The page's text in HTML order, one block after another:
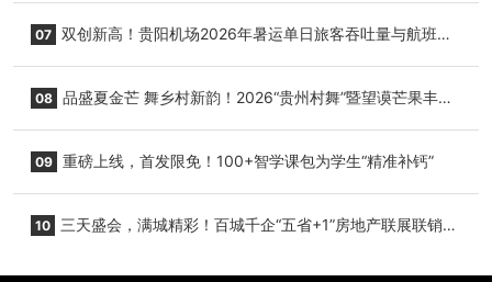
07 双创新高！贵阳机场2026年暑运单日旅客吞吐量与航班起
08 品盛夏金芒 舞乡村新韵！2026“贵州村舞”暨望谟芒果丰收
09 重磅上线，首发限免！100+智学课包为学生“精准补钙”
10 三天盛会，满城精彩！百城千企“五省+1”房地产联展联销活